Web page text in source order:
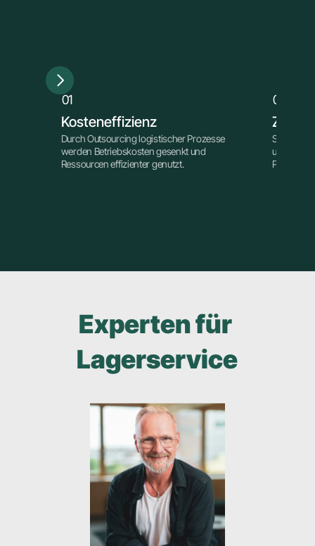
01
01
Kosteneffizienz
Durch Outsourcing logistischer Prozesse
werden Betriebskosten gesenkt und
Ressourcen effizienter genutzt.
02
02
und
Experten für
Lagerservice